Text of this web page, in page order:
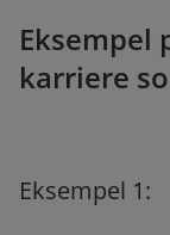
Eksempel
karriere
Eksempel 1: